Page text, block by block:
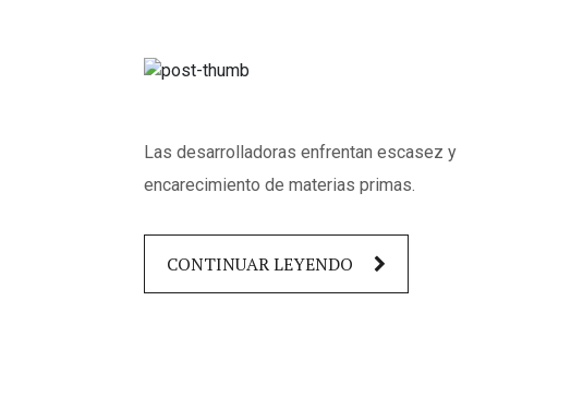
Las desarrolladoras enfrentan escasez y
encarecimiento de materias primas.
CONTINUAR LEYENDO